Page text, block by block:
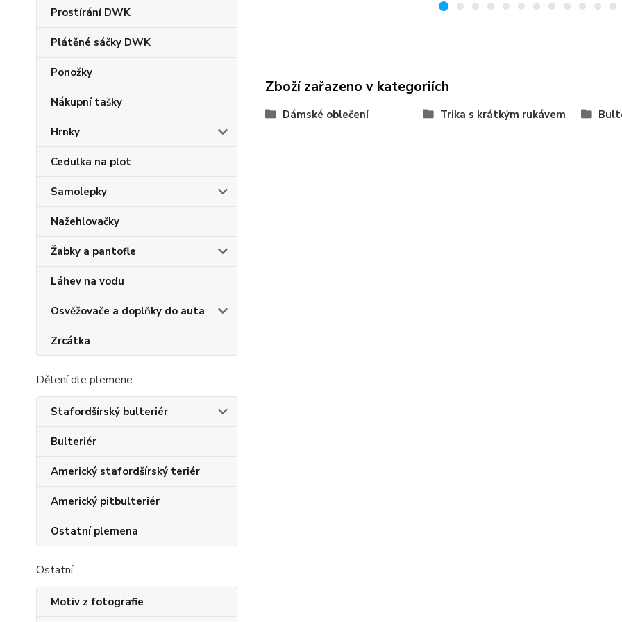
Prostírání DWK
Plátěné sáčky DWK
Ponožky
Nákupní tašky
Hrnky
Cedulka na plot
Samolepky
Nažehlovačky
Žabky a pantofle
Láhev na vodu
Osvěžovače a doplňky do auta
Zrcátka
Dělení dle plemene
Stafordšírský bulteriér
Bulteriér
Americký stafordšírský teriér
Americký pitbulteriér
Ostatní plemena
Ostatní
Motiv z fotografie
Zboží zařazeno v kategoriích
Dámské oblečení Trika s krátkým rukávem